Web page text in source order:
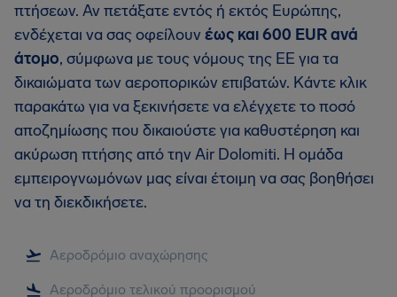
πτήσεων. Αν πετάξατε εντός ή εκτός Ευρώπης,
ενδέχεται να σας οφείλουνέως και 600 EUR ανά
άτομο, σύμφωνα με τους νόμους της ΕΕ για τα
δικαιώματα των αεροπορικών επιβατών. Κάντε κλικ
παρακάτω για να ξεκινήσετε να ελέγχετε το ποσό
αποζημίωσης που δικαιούστε για καθυστέρηση και
ακύρωση πτήσης από την Air Dolomiti. Η ομάδα
εμπειρογνωμόνων μας είναι έτοιμη να σας βοηθήσει
να τη διεκδικήσετε.